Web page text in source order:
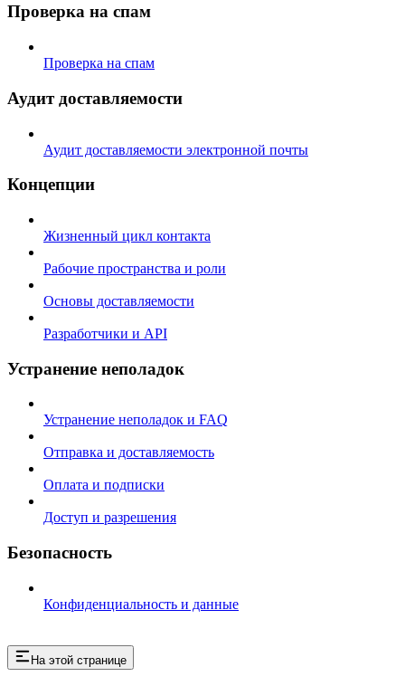
Проверка на спам
Проверка на спам
Аудит доставляемости
Аудит доставляемости электронной почты
Концепции
Жизненный цикл контакта
Рабочие пространства и роли
Основы доставляемости
Разработчики и API
Устранение неполадок
Устранение неполадок и FAQ
Отправка и доставляемость
Оплата и подписки
Доступ и разрешения
Безопасность
Конфиденциальность и данные
На этой странице